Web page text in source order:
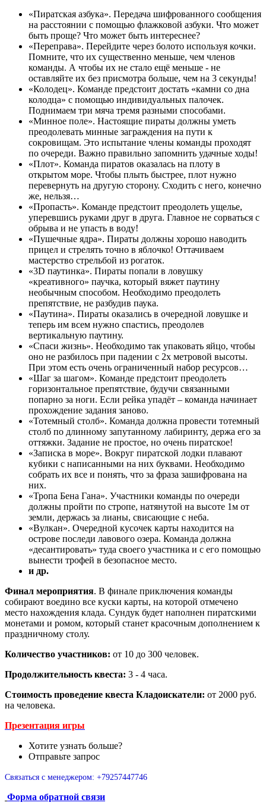
«Пиратская азбука». Передача шифрованного сообщения
на расстоянии с помощью флажковой азбуки. Что может
быть проще? Что может быть интереснее?
«Переправа». Перейдите через болото используя кочки.
Помните, что их существенно меньше, чем членов
команды. А чтобы их не стало ещё меньше - не
оставляйте их без присмотра больше, чем на 3 секунды!
«Колодец». Команде предстоит достать «камни со дна
колодца» с помощью индивидуальных палочек.
Поднимаем три мяча тремя разными способами.
«Минное поле». Настоящие пираты должны уметь
преодолевать минные заграждения на пути к
сокровищам. Это испытание члены команды проходят
по очереди. Важно правильно запомнить удачные ходы!
«Плот». Команда пиратов оказалась на плоту в
открытом море. Чтобы плыть быстрее, плот нужно
перевернуть на другую сторону. Сходить с него, конечно
же, нельзя…
«Пропасть». Команде предстоит преодолеть ущелье,
уперевшись руками друг в друга. Главное не сорваться с
обрыва и не упасть в воду!
«Пушечные ядра». Пираты должны хорошо наводить
прицел и стрелять точно в яблочко! Оттачиваем
мастерство стрельбой из рогаток.
«3D паутинка». Пираты попали в ловушку
«креативного» паучка, который вяжет паутину
необычным способом. Необходимо преодолеть
препятствие, не разбудив паука.
«Паутина». Пираты оказались в очередной ловушке и
теперь им всем нужно спастись, преодолев
вертикальную паутину.
«Спаси жизнь». Необходимо так упаковать яйцо, чтобы
оно не разбилось при падении с 2х метровой высоты.
При этом есть очень ограниченный набор ресурсов…
«Шаг за шагом». Команде предстоит преодолеть
горизонтальное препятствие, будучи связанными
попарно за ноги. Если рейка упадёт – команда начинает
прохождение задания заново.
«Тотемный столб». Команда должна провести тотемный
столб по длинному запутанному лабиринту, держа его за
оттяжки. Задание не простое, но очень пиратское!
«Записка в море». Вокруг пиратской лодки плавают
кубики с написанными на них буквами. Необходимо
собрать их все и понять, что за фраза зашифрована на
них.
«Тропа Бена Гана». Участники команды по очереди
должны пройти по стропе, натянутой на высоте 1м от
земли, держась за лианы, свисающие с неба.
«Вулкан». Очередной кусочек карты находится на
острове последи лавового озера. Команда должна
«десантировать» туда своего участника и с его помощью
вынести трофей в безопасное место.
и др.
Финал мероприятия. В финале приключения команды
собирают воедино все куски карты, на которой отмечено
место нахождения клада. Сундук будет наполнен пиратскими
монетами и ромом, который станет красочным дополнением к
праздничному столу.
Количество участников: от 10 до 300 человек.
Продолжительность квеста: 3 - 4 часа.
Стоимость проведение квеста Кладоискатели: от 2000 руб.
на человека.
Презентация игры
Хотите узнать больше?
Отправьте запрос
Связаться с менеджером: +79257447746
Форма обратной связи